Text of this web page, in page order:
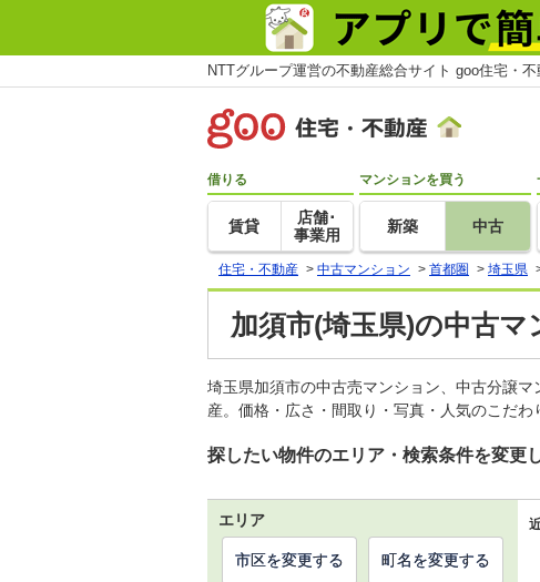
NTTグループ運営の不動産総合サイト goo住宅・不
借りる
賃貸
店舗･
事業用
マンションを買う
新築 中古
住宅・不動産 > 中古マンション > 首都圏 > 埼玉県
加須市(埼玉県)の中古
埼玉県加須市の中古売マンション、中古分譲
産。価格・広さ・間取り・写真・人気のこだ
探したい物件のエリア・検索条件を変更
エリア
市区を変更する 町名を変更する